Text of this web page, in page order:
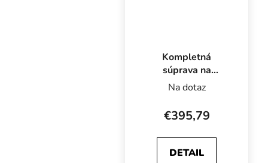
Kompletná
súprava na
pestovanie
60x40x200 cm
Na dotaz
€395,79
DETAIL